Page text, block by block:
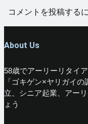
コメントを投稿する
About Us
58歳でアーリーリタイ
「ゴキゲン×ヤリガイ
立、シニア起業、アー
ょう